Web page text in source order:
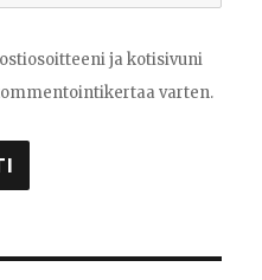
ja kotisivuni
varten.